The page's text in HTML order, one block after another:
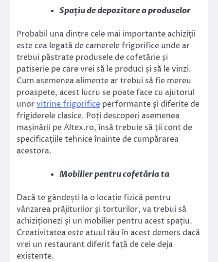
Spațiu de depozitare a produselor
Probabil una dintre cele mai importante achiziții
este cea legată de camerele frigorifice unde ar
trebui păstrate produsele de cofetărie și
patiserie pe care vrei să le produci și să le vinzi.
Cum asemenea alimente ar trebui să fie mereu
proaspete, acest lucru se poate face cu ajutorul
unorvitrine frigorifice performante și diferite de
frigiderele clasice. Poți descoperi asemenea
mașinării pe Altex.ro, însă trebuie să ții cont de
specificațiile tehnice înainte de cumpărarea
acestora.
Mobilier pentru cofetăria ta
Dacă te gândești la o locație fizică pentru
vânzarea prăjiturilor și torturilor, va trebui să
achiziționezi și un mobilier pentru acest spațiu.
Creativitatea este atuul tău în acest demers dacă
vrei un restaurant diferit față de cele deja
existente.